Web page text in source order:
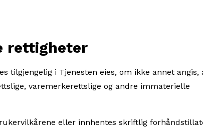
tilgjengelig i Tjenesten eies, om ikke annet angis,
varemerkerettslige og andre immaterielle
eller innhentes skriftlig